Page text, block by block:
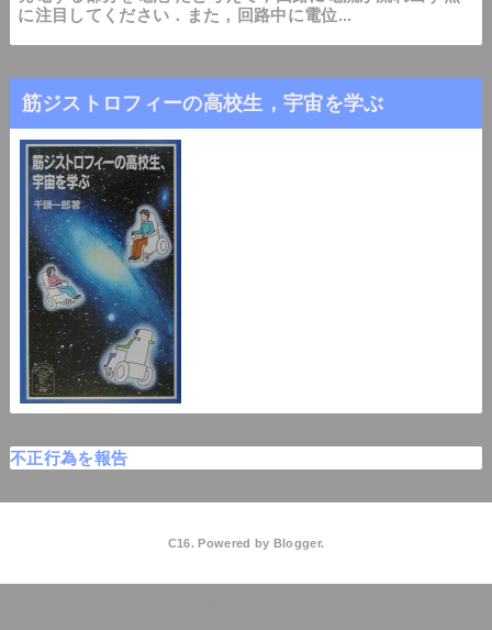
に注目してください．また，回路中に電位...
筋ジストロフィーの高校生，宇宙を学ぶ
不正行為を報告
C16. Powered by Blogger.